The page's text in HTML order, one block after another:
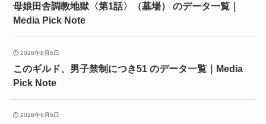
母娘田舎調教地獄〈第1話〉（墓場） のデータ一覧｜
Media Pick Note
2026年8月5日
このギルド、男子禁制につき51 のデータ一覧｜Media
Pick Note
2026年8月5日